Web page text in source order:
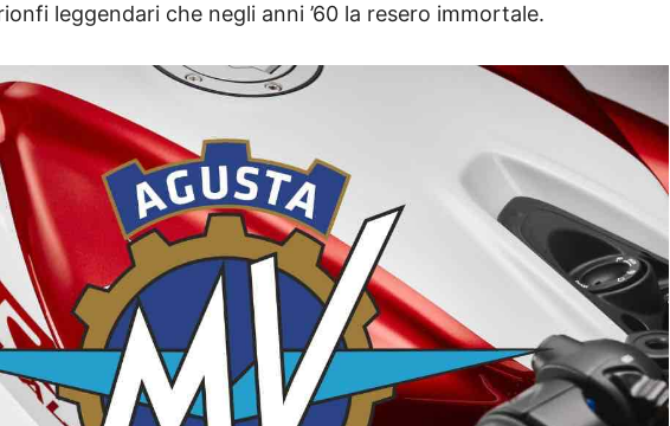
leggendari che negli anni ’60 la resero immortale.